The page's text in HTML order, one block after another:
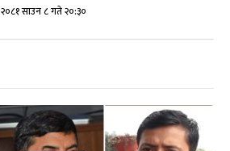
२०८१ साउन ८ गते २०:३०